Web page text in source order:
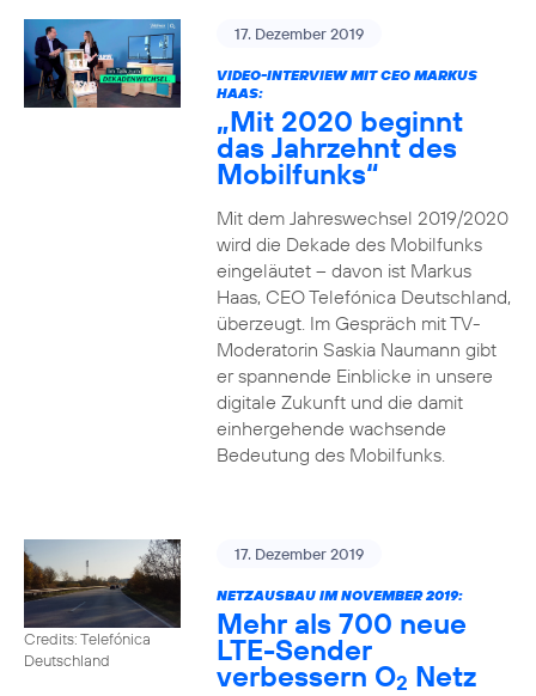
17. Dezember 2019
VIDEO-INTERVIEW MIT CEO MARKUS
HAAS:
„Mit 2020 beginnt
das Jahrzehnt des
Mobilfunks“
Mit dem Jahreswechsel 2019/2020
wird die Dekade des Mobilfunks
eingeläutet – davon ist Markus
Haas, CEO Telefónica Deutschland,
überzeugt. Im Gespräch mit TV-
Moderatorin Saskia Naumann gibt
er spannende Einblicke in unsere
digitale Zukunft und die damit
einhergehende wachsende
Bedeutung des Mobilfunks.
Credits: Telefónica
Deutschland
17. Dezember 2019
NETZAUSBAU IM NOVEMBER 2019:
Mehr als 700 neue
LTE-Sender
verbessern O2 Netz